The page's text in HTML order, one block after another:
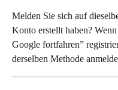
Melden Sie sich auf
Konto erstellt haben?
Google fortfahren”
derselben Methode